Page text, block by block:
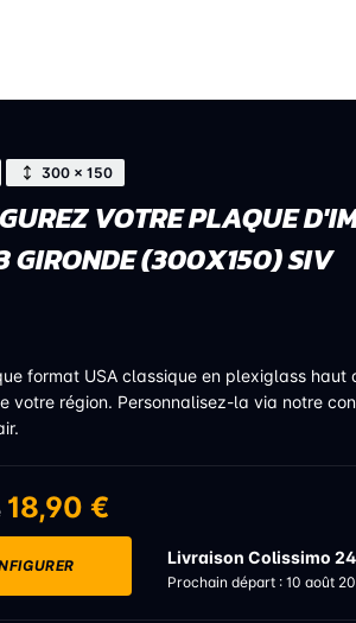
300 × 150
VOTRE PLAQUE
GIRONDE (300X150) SIV
format USA classique en plexiglass haut
votre région. Personnalisez-la via notre
18,90 €
Livraison Colissimo
Prochain départ : 10 août